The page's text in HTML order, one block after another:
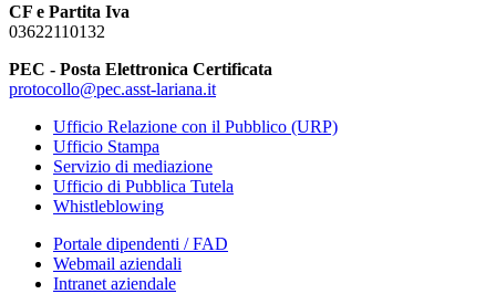
CF e Partita Iva
03622110132
PEC - Posta Elettronica Certificata
protocollo@pec.asst-lariana.it
Ufficio Relazione con il Pubblico (URP)
Ufficio Stampa
Servizio di mediazione
Ufficio di Pubblica Tutela
Whistleblowing
Portale dipendenti / FAD
Webmail aziendali
Intranet aziendale